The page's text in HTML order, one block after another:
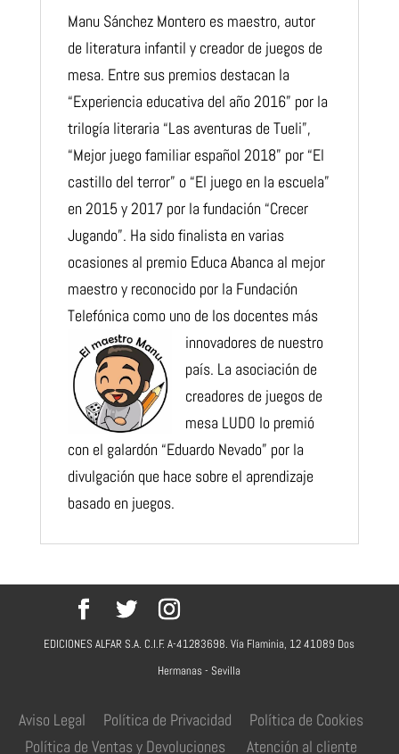
Manu Sánchez Montero es maestro, autor
de literatura infantil y creador de juegos de
mesa. Entre sus premios destacan la
“Experiencia educativa del año 2016” por la
trilogía literaria “Las aventuras de Tueli”,
“Mejor juego familiar español 2018” por “El
castillo del terror” o “El juego en la escuela”
en 2015 y 2017 por la fundación “Crecer
Jugando”. Ha sido finalista en varias
ocasiones al premio Educa Abanca al mejor
maestro y reconocido por la Fundación
Telefónica como uno de los docentes más
innovadores de nuestro
país. La asociación de
creadores de juegos de
mesa LUDO lo premió
con el galardón “Eduardo Nevado” por la
divulgación que hace sobre el aprendizaje
basado en juegos.
EDICIONES ALFAR S.A. C.I.F. A-41283698. Vía Flaminia, 12 41089 Dos
Hermanas - Sevilla
Aviso Legal Política de Privacidad
Política de Cookies
Política de Ventas y Devoluciones
Atención al cliente